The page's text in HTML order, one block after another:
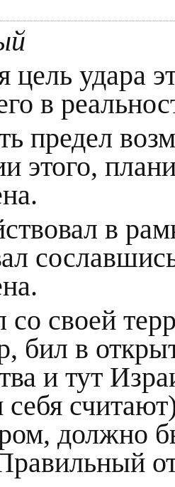
цель удара
в
предел
этого,
в
своей
бил в
и тут
должно